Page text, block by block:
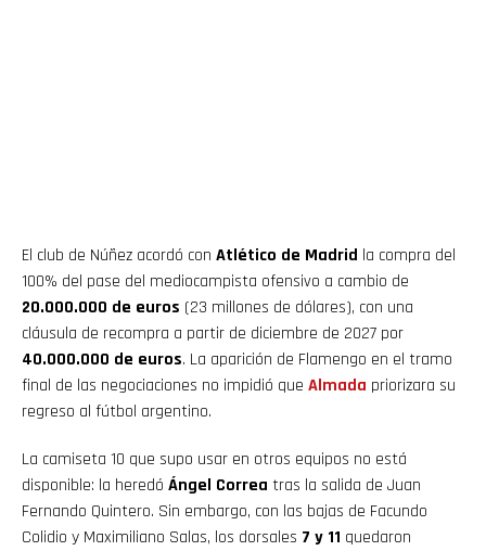
El club de Núñez acordó con Atlético de Madrid la compra del
100% del pase del mediocampista ofensivo a cambio de
20.000.000 de euros (23 millones de dólares), con una
cláusula de recompra a partir de diciembre de 2027 por
40.000.000 de euros. La aparición de Flamengo en el tramo
final de las negociaciones no impidió que Almada priorizara su
regreso al fútbol argentino.
La camiseta 10 que supo usar en otros equipos no está
disponible: la heredó Ángel Correa tras la salida de Juan
Fernando Quintero. Sin embargo, con las bajas de Facundo
Colidio y Maximiliano Salas, los dorsales 7 y 11 quedaron